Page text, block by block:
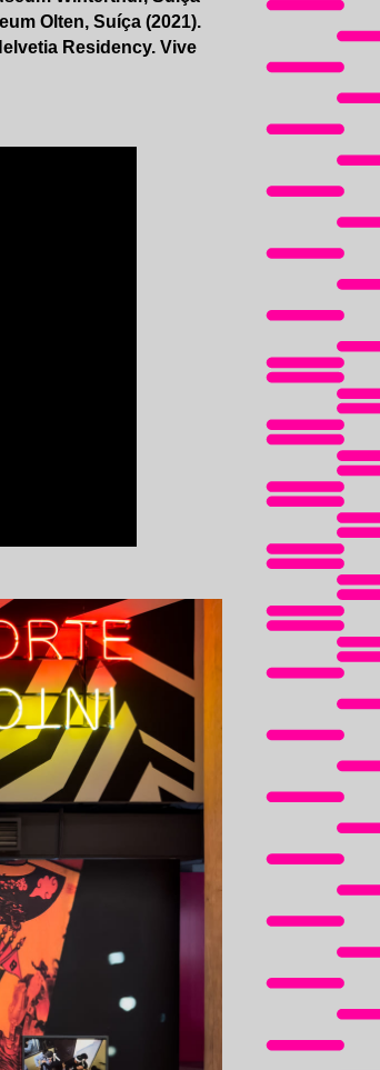
Olten, Suíça (2021).
Residency. Vive